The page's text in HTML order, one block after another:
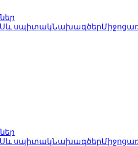
Սև սպիտակՆախագծեր
Սև սպիտակՆախագծեր